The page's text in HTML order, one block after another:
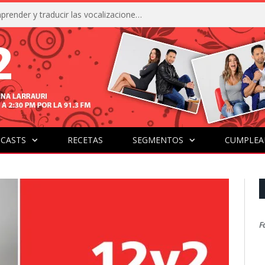
La IA está acercándonos a comprender y traducir las vocalizaciones y comportamientos de nuestras mascotas
RECETAS SEGMENTOS